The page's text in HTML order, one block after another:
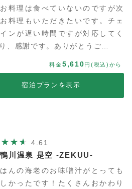
料理は食べていないのですが次
料理もいただきたいです。チェ
ンが遅い時間ですが対応してく
、感謝です。ありがとうご…
料金5,610円(税込)から
宿泊プランを表示
4.61
川温泉 是空 -ZEKUU-
んの海老のお味噌汁がとっても
かったです！たくさんおかわり